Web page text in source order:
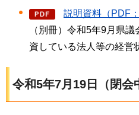
説明資料（PDF
（別冊）令和5年9月県
資している法人等の経営
令和5年7月19日（閉会